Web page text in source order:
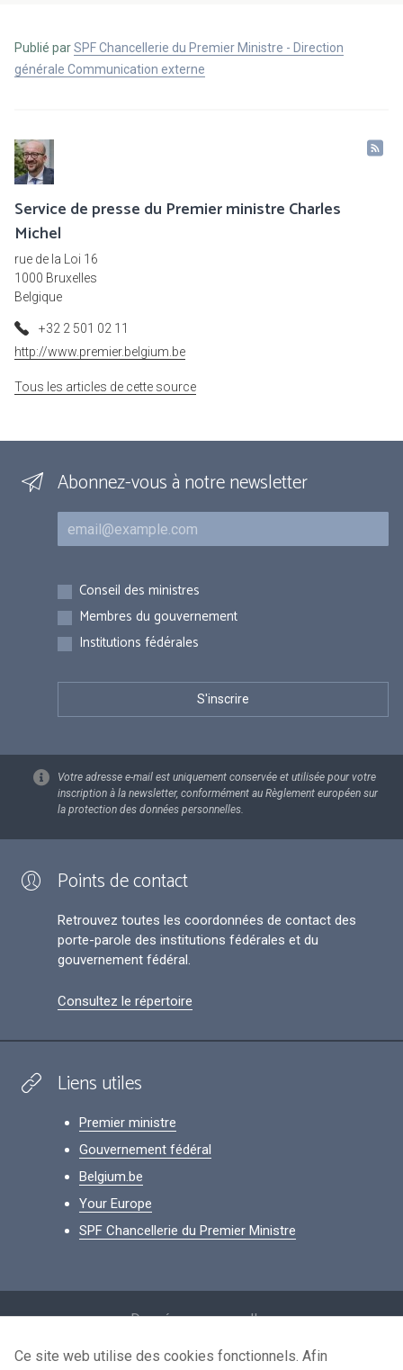
Publié parSPF Chancellerie du Premier Ministre - Direction
générale Communication externe
Service de presse du Premier ministre Charles
Michel
rue de la Loi 16
1000 Bruxelles
Belgique
+32 2 501 02 11
http://www.premier.belgium.be
Tous les articles de cette source
Abonnez-vous à notre newsletter
Courriel
Inscriptions
Conseil des ministres
Membres du gouvernement
Institutions fédérales
Votre adresse e-mail est uniquement conservée et utilisée pour votre
inscription à la newsletter, conformément au Règlement européen sur
la protection des données personnelles.
Points de contact
Retrouvez toutes les coordonnées de contact des
porte-parole des institutions fédérales et du
gouvernement fédéral.
Consultez le répertoire
Liens utiles
Premier ministre
Gouvernement fédéral
Belgium.be
Your Europe
SPF Chancellerie du Premier Ministre
Données personnelles
Conditions de réutilisation
Ce site web utilise des cookies fonctionnels. Afin